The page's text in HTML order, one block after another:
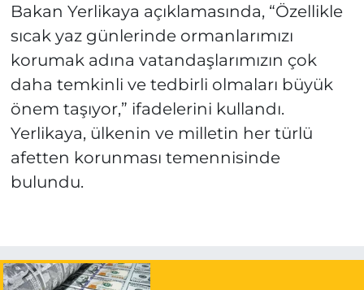
Bakan Yerlikaya açıklamasında, “Özellikle
sıcak yaz günlerinde ormanlarımızı
korumak adına vatandaşlarımızın çok
daha temkinli ve tedbirli olmaları büyük
önem taşıyor,” ifadelerini kullandı.
Yerlikaya, ülkenin ve milletin her türlü
afetten korunması temennisinde
bulundu.